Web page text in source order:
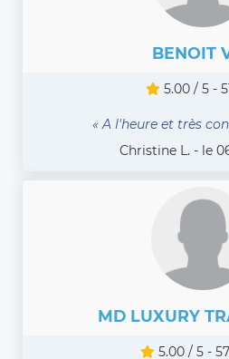
BENOIT
5.00 / 5 -
« A l'heure et très
Christine L. - le
MD LUXURY
5.00 / 5 -